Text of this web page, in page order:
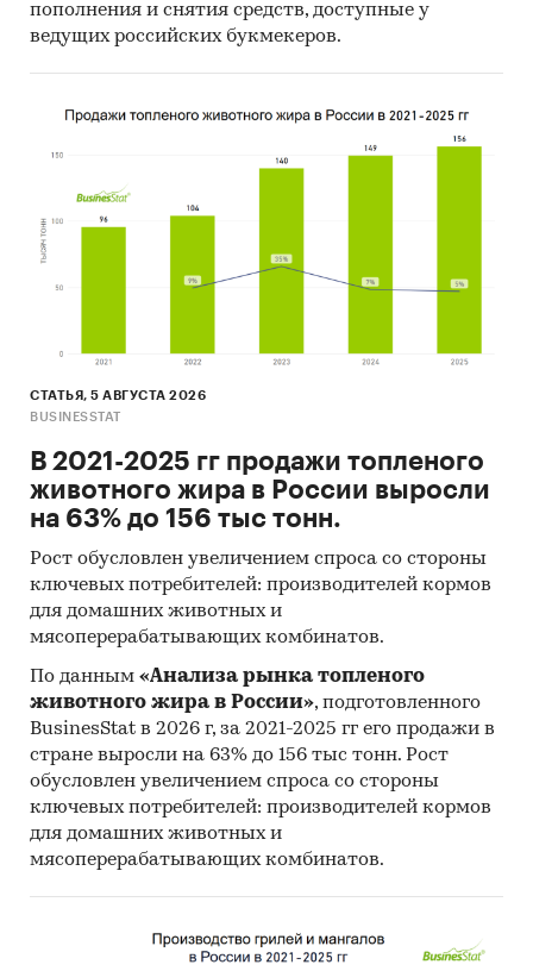
пополнения и снятия средств, доступные у
ведущих российских букмекеров.
СТАТЬЯ, 5 АВГУСТА 2026
BUSINESSTAT
В 2021-2025 гг продажи топленого
животного жира в России выросли
на 63% до 156 тыс тонн.
Рост обусловлен увеличением спроса со стороны
ключевых потребителей: производителей кормов
для домашних животных и
мясоперерабатывающих комбинатов.
По данным «Анализа рынка топленого
животного жира в России», подготовленного
BusinesStat в 2026 г, за 2021-2025 гг его продажи в
стране выросли на 63% до 156 тыс тонн. Рост
обусловлен увеличением спроса со стороны
ключевых потребителей: производителей кормов
для домашних животных и
мясоперерабатывающих комбинатов.